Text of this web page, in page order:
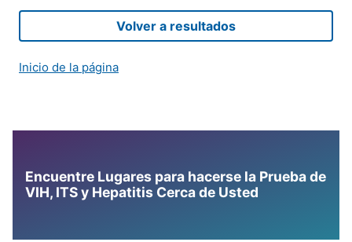
Volver a resultados
Inicio de la página
Encuentre Lugares para hacerse la Prueba de
VIH, ITS y Hepatitis Cerca de Usted